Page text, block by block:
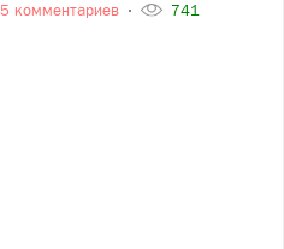
5 комментариев
741